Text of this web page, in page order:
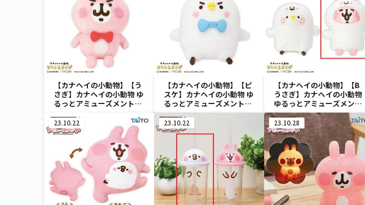
【カナヘイの小動物】【う
さぎ】カナヘイの小動物 ゆ
るっとアミューズメント
ぎ（おめかし）
【カナヘイの小動物】【ピ
スケ】カナヘイの小動物 ゆ
るっとアミューズメント
おおきなぬいぐるみ ピス
ケ（おめかし）
【カナヘイの小動物】【B
うさぎ】カナヘイの小動物
ゆるっとアミューズメン
ト お着替えぬいぐるみ
おばけver.
23.10.22 23.10.22 23.10.28